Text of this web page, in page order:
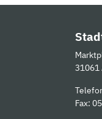
31061
Fax: